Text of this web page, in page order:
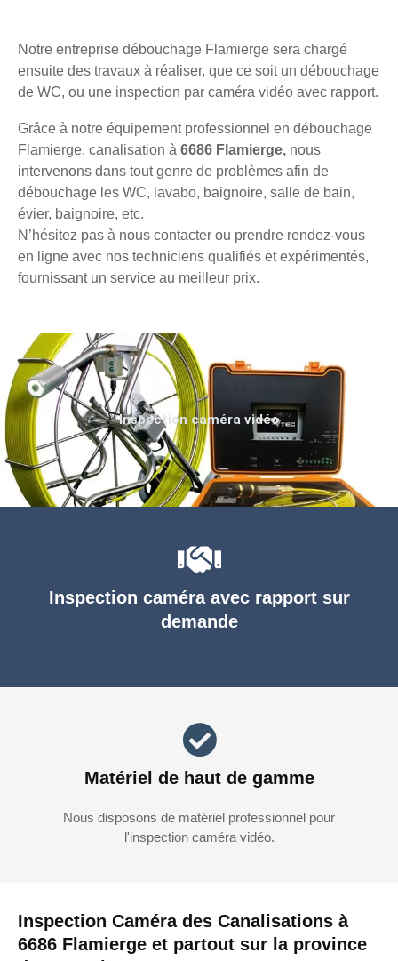
Notre entreprise débouchage Flamierge sera chargé
ensuite des travaux à réaliser, que ce soit un débouchage
de WC, ou une inspection par caméra vidéo avec rapport.
Grâce à notre équipement professionnel en débouchage
Flamierge, canalisation à 6686 Flamierge, nous
intervenons dans tout genre de problèmes afin de
débouchage les WC, lavabo, baignoire, salle de bain,
évier, baignoire, etc.
N’hésitez pas à nous contacter ou prendre rendez-vous
en ligne avec nos techniciens qualifiés et expérimentés,
fournissant un service au meilleur prix.
Inspection Caméra des Canalisations à
6686 Flamierge et partout sur la province
Inspection caméra avec rapport sur
demande
Matériel de haut de gamme
Nous disposons de matériel professionnel pour
l'inspection caméra vidéo.
Inspection caméra vidéo